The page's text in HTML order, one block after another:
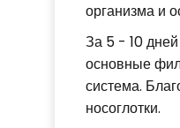
организма и
За 5 - 10
основные
система.
носоглотки.